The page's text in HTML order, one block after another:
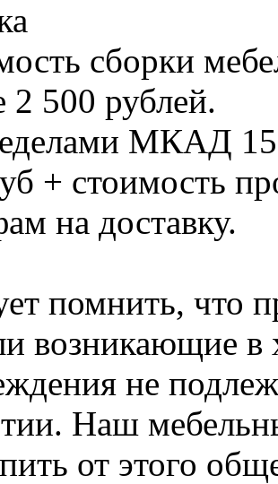
сборки
2 500 рублей.
МКАД
+ стоимость
на доставку.
помнить, что
возникающие в
не
Наш
от этого